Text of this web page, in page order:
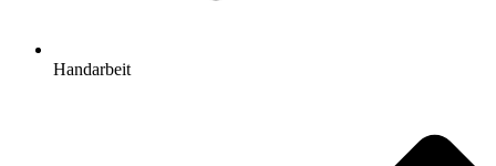
Handarbeit